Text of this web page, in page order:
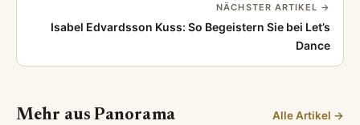
NÄCHSTER ARTIKEL →
Isabel Edvardsson Kuss: So Begeistern Sie bei Let’s
Dance
Mehr aus Panorama Alle Artikel →